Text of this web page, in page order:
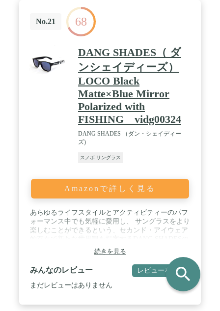
より、輪郭をシャープに見せてくれ、全体のバラン
スを整え、落ち着いた雰囲気を演出してくれます。
また、鼻あて一体型デザインのため、鼻パッドが破
損してしまうリスクが低く、見た目を邪魔せずにス
タイリッシュなデザインを楽しめます。さらに、人
間工学に基づいて設計され、日本人のフェイスライ
ンに合わせ、脱着が簡単で、快適なフィット感を与
えます！ / 【幅広く活躍】スタイリッシュ性と実用
性を兼ね備え、幅広い年齢層の方にご愛用いただけ
ます。また、春夏の目の日焼け対策にはもちろん、
旅行、登山、釣り、ハイキング、スキーなどのアウ
トドア活動にご使用いただけ、オールシーズンで幅
広く活躍してくれます。さらに、男女を問わず、顔
や髪に負担をかけずにご愛用いただけます！ / 【豊
富なパッケージ内容・喜ばれるギフト】サングラス
本体×1、サングラスボックス×1、収納袋×1、レンズ
意し、毎日頑張っている自分へのご褒美にピッタリ
トデー、父の日、母の日、クリスマス、記念日など
大切な人へのプレゼントとしてもおすすめです！
No.21 68
DANG SHADES（ ダ
ンシェイディーズ）
LOCO Black
Matte×Blue Mirror
Polarized with
FISHING vidg00324
DANG SHADES （ダン・シェイディー
ズ)
スノボ サングラス
Amazonで詳しく見る
あらゆるライフスタイルとアクティビティーのパフ
ォーマンス中でも気軽に愛用し、 サングラスをより
楽しむことができるという、セカンド・アイウェア
サングラスです。 / LOCO◆ 人気のオリジナル・フ
レームに近いフレーム形を保ちつつ、よりシャープ
な印象を与えるフロントフレーム。様々なシーンで
もフィットするテンプル幅が魅力。 / 【DANG
SHADES】 プロ・スノーボーダーとして活躍をして
いるChris Beresford（クリス・ ベレスフォード）が
続きを見る
みんなのレビュー レビューを書く
まだレビューはありません
search